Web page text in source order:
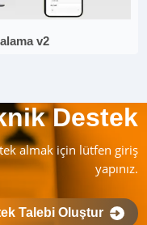
v2
Destek
almak için lütfen giriş
yapınız.
Talebi Oluştur